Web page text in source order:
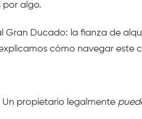
por algo.
Ducado: la fianza de
cómo navegar este
propietario legalmente